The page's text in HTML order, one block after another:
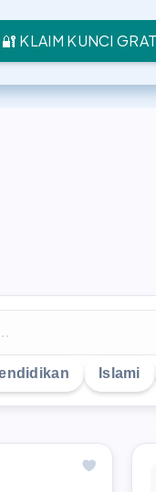
🔐 KLAIM KUNCI
Islami